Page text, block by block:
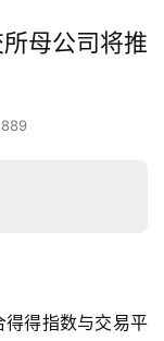
所母公司将推
得指数与交易平